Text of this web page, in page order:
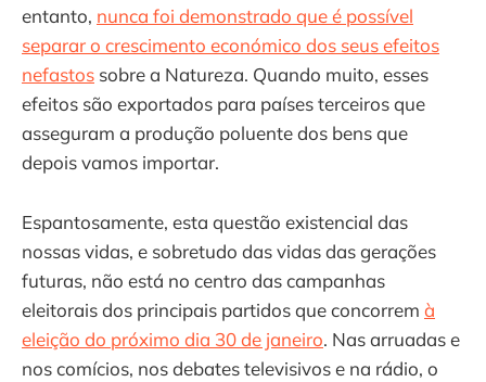
entanto, nunca foi demonstrado que é possível
separar o crescimento económico dos seus efeitos
nefastos sobre a Natureza. Quando muito, esses
efeitos são exportados para países terceiros que
asseguram a produção poluente dos bens que
depois vamos importar.
Espantosamente, esta questão existencial das
nossas vidas, e sobretudo das vidas das gerações
futuras, não está no centro das campanhas
eleitorais dos principais partidos que concorrem à
eleição do próximo dia 30 de janeiro. Nas arruadas e
nos comícios, nos debates televisivos e na rádio, o